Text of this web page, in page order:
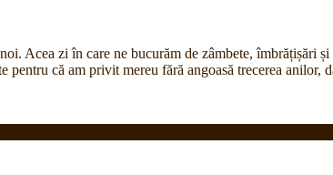
Acea zi în care ne bucurăm de zâmbete,
pentru că am privit mereu fără angoasă trecerea